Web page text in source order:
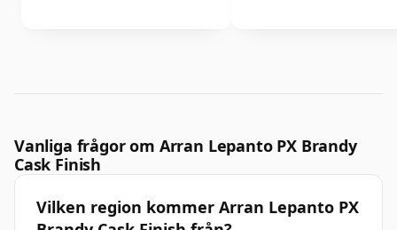
Vanliga frågor om Arran Lepanto PX Brandy
Cask Finish
Vilken region kommer Arran Lepanto PX